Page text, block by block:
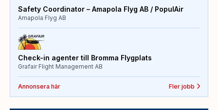
Safety Coordinator – Amapola Flyg AB / PopulAir
Amapola Flyg AB
Check-in agenter till Bromma Flygplats
Grafair Flight Management AB
Annonsera här Fler jobb